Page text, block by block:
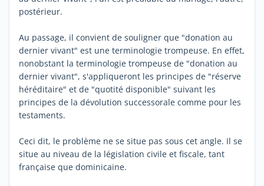
postérieur.
Au passage, il convient de souligner que "donation au
dernier vivant" est une terminologie trompeuse. En effet,
nonobstant la terminologie trompeuse de "donation au
dernier vivant", s'appliqueront les principes de "réserve
héréditaire" et de "quotité disponible" suivant les
principes de la dévolution successorale comme pour les
testaments.
Ceci dit, le problème ne se situe pas sous cet angle. Il se
situe au niveau de la législation civile et fiscale, tant
française que dominicaine.